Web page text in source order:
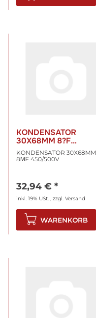
KONDENSATOR
30X68MM 8?F
450/500V
KONDENSATOR 30X68MM
8ΜF 450/500V
32,94 € *
inkl. 19% USt. , zzgl. Versand
WARENKORB